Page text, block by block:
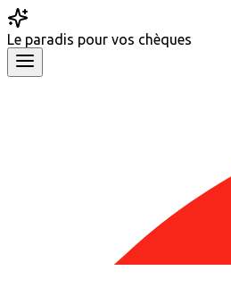
Le paradis pour vos chèques